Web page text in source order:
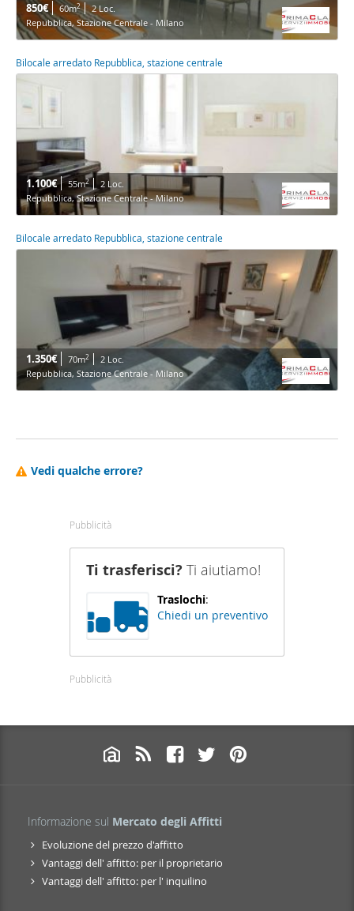
850€ 60m2
2 Loc.
Repubblica, Stazione Centrale - Milano
Bilocale arredato Repubblica, stazione centrale
1.100€ 55m2
2 Loc.
Repubblica, Stazione Centrale - Milano
Bilocale arredato Repubblica, stazione centrale
1.350€ 70m2
2 Loc.
Repubblica, Stazione Centrale - Milano
Vedi qualche errore?
Pubblicità
Ti trasferisci? Ti aiutiamo!
Traslochi:
Chiedi un preventivo
Pubblicità
Informazione sul Mercato degli Affitti
Evoluzione del prezzo d'affitto
Vantaggi dell' affitto: per il proprietario
Vantaggi dell' affitto: per l' inquilino